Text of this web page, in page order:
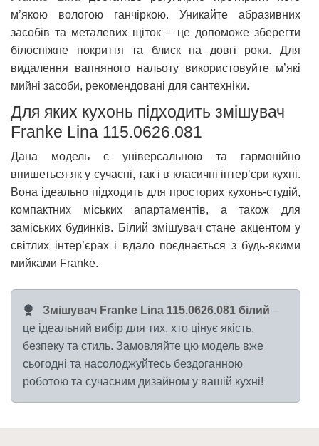
м’якою вологою ганчіркою. Уникайте абразивних
засобів та металевих щіток – це допоможе зберегти
білосніжне покриття та блиск на довгі роки. Для
видалення вапняного нальоту використовуйте м’які
мийні засоби, рекомендовані для сантехніки.
Для яких кухонь підходить змішувач
Franke Lina 115.0626.081
Дана модель є універсальною та гармонійно
впишеться як у сучасні, так і в класичні інтер’єри кухні.
Вона ідеально підходить для просторих кухонь-студій,
компактних міських апартаментів, а також для
заміських будинків. Білий змішувач стане акцентом у
світлих інтер’єрах і вдало поєднається з будь-якими
мийками Franke.
Змішувач Franke Lina 115.0626.081 білий –
це ідеальний вибір для тих, хто цінує якість,
безпеку та стиль. Замовляйте цю модель вже
сьогодні та насолоджуйтесь бездоганною
роботою та сучасним дизайном у вашій кухні!